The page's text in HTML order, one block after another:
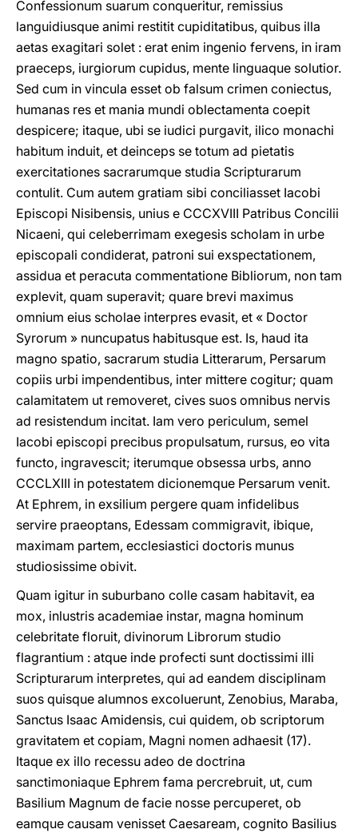
Confessionum suarum conqueritur, remissius
languidiusque animi restitit cupiditatibus, quibus illa
aetas exagitari solet : erat enim ingenio fervens, in iram
praeceps, iurgiorum cupidus, mente linguaque solutior.
Sed cum in vincula esset ob falsum crimen coniectus,
humanas res et mania mundi oblectamenta coepit
despicere; itaque, ubi se iudici purgavit, ilico monachi
habitum induit, et deinceps se totum ad pietatis
exercitationes sacrarumque studia Scripturarum
contulit. Cum autem gratiam sibi conciliasset Iacobi
Episcopi Nisibensis, unius e CCCXVIII Patribus Concilii
Nicaeni, qui celeberrimam exegesis scholam in urbe
episcopali condiderat, patroni sui exspectationem,
assidua et peracuta commentatione Bibliorum, non tam
explevit, quam superavit; quare brevi maximus
omnium eius scholae interpres evasit, et « Doctor
Syrorum » nuncupatus habitusque est. Is, haud ita
magno spatio, sacrarum studia Litterarum, Persarum
copiis urbi impendentibus, inter mittere cogitur; quam
calamitatem ut removeret, cives suos omnibus nervis
ad resistendum incitat. Iam vero periculum, semel
Iacobi episcopi precibus propulsatum, rursus, eo vita
functo, ingravescit; iterumque obsessa urbs, anno
CCCLXIII in potestatem dicionemque Persarum venit.
At Ephrem, in exsilium pergere quam infidelibus
servire praeoptans, Edessam commigravit, ibique,
maximam partem, ecclesiastici doctoris munus
studiosissime obivit.
Quam igitur in suburbano colle casam habitavit, ea
mox, inlustris academiae instar, magna hominum
celebritate floruit, divinorum Librorum studio
flagrantium : atque inde profecti sunt doctissimi illi
Scripturarum interpretes, qui ad eandem disciplinam
suos quisque alumnos excoluerunt, Zenobius, Maraba,
Sanctus Isaac Amidensis, cui quidem, ob scriptorum
gravitatem et copiam, Magni nomen adhaesit (17).
Itaque ex illo recessu adeo de doctrina
sanctimoniaque Ephrem fama percrebruit, ut, cum
Basilium Magnum de facie nosse percuperet, ob
eamque causam venisset Caesaream, cognito Basilius